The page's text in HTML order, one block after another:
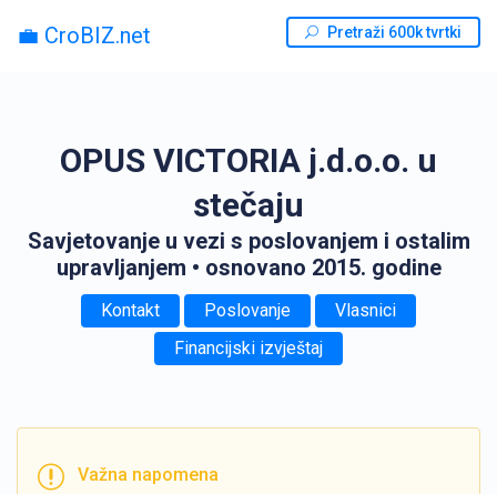
💼 CroBIZ.net Pretraži 600k tvrtki
OPUS VICTORIA j.d.o.o. u
stečaju
Savjetovanje u vezi s poslovanjem i ostalim
upravljanjem • osnovano 2015. godine
Kontakt Poslovanje
Vlasnici
Financijski izvještaj
Važna napomena